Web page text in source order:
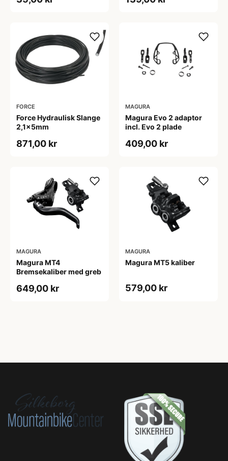
FORCE
Force Hydraulisk Slange
2,1x5mm
871,00 kr
MAGURA
Magura Evo 2 adaptor
incl. Evo 2 plade
409,00 kr
MAGURA
Magura MT4
Bremsekaliber med greb
649,00 kr
MAGURA
Magura MT5 kaliber
579,00 kr